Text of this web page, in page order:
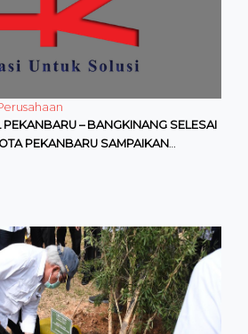
PEKANBARU – BANGKINANG SELESAI
PEKANBARU SAMPAIKAN